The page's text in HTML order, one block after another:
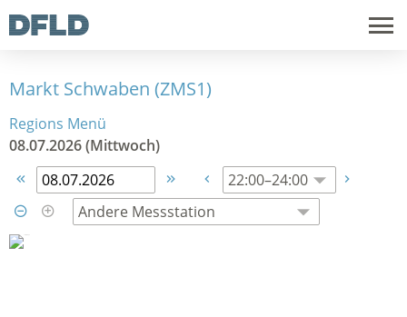
Markt Schwaben (ZMS1)
Regions Menü
08.07.2026 (Mittwoch)
   
 